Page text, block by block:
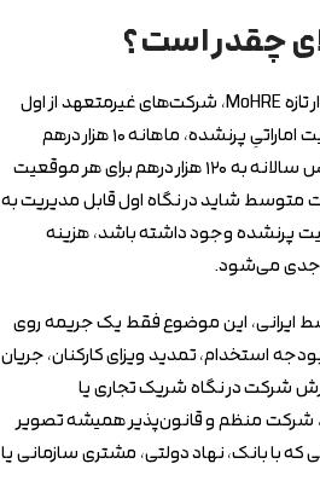
چقدر است؟
از هشدار تازه MoHRE، شرکت‌های غیرمتعهد از اول
جولای ۲۰۲۶ باید برای هر موقعیت اماراتیِ پرنشده، ماهانه ۱۰ هزار درهم
پرداخت کنند؛ رقمی که در مقیاس سالانه به ۱۲۰ هزار درهم برای هر موقعیت
شاید در نگاه اول قابل مدیریت به
پرنشده وجود داشته باشد، هزینه
جدی می‌شود.
این موضوع فقط یک جریمه روی
استخدام، تمدید ویزای کارکنان، جریان
شرکت در نگاه شریک تجاری یا
شرکت منظم و قانون‌پذیر همیشه تصویر
با بانک، نهاد دولتی، مشتری سازمانی یا